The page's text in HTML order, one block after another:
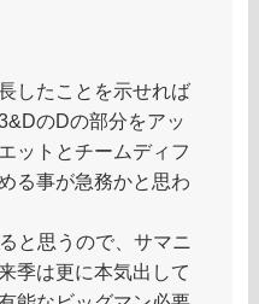
したことを示せれば
のDの部分をアッ
ットとチームディフ
る事が急務かと思わ
と思うので、サマニ
季は更に本気出して